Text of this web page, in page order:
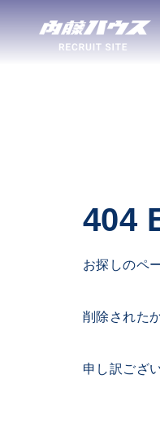
404
お探しのペ
削除された
申し訳ござ